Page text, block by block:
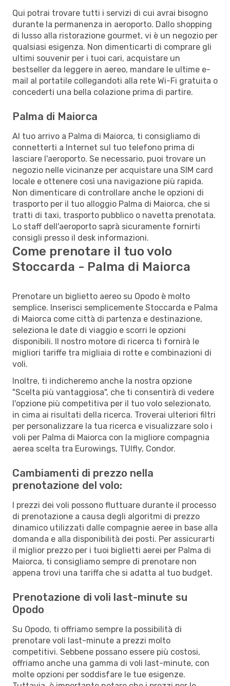
Qui potrai trovare tutti i servizi di cui avrai bisogno
durante la permanenza in aeroporto. Dallo shopping
di lusso alla ristorazione gourmet, vi è un negozio per
qualsiasi esigenza. Non dimenticarti di comprare gli
ultimi souvenir per i tuoi cari, acquistare un
bestseller da leggere in aereo, mandare le ultime e-
mail al portatile collegandoti alla rete Wi-Fi gratuita o
concederti una bella colazione prima di partire.
Palma di Maiorca
Al tuo arrivo a Palma di Maiorca, ti consigliamo di
connetterti a Internet sul tuo telefono prima di
lasciare l'aeroporto. Se necessario, puoi trovare un
negozio nelle vicinanze per acquistare una SIM card
locale e ottenere così una navigazione più rapida.
Non dimenticare di controllare anche le opzioni di
trasporto per il tuo alloggio Palma di Maiorca, che si
tratti di taxi, trasporto pubblico o navetta prenotata.
Lo staff dell'aeroporto saprà sicuramente fornirti
consigli presso il desk informazioni.
Come prenotare il tuo volo
Stoccarda - Palma di Maiorca
Prenotare un biglietto aereo su Opodo è molto
semplice. Inserisci semplicemente Stoccarda e Palma
di Maiorca come città di partenza e destinazione,
seleziona le date di viaggio e scorri le opzioni
disponibili. Il nostro motore di ricerca ti fornirà le
migliori tariffe tra migliaia di rotte e combinazioni di
voli.
Inoltre, ti indicheremo anche la nostra opzione
"Scelta più vantaggiosa", che ti consentirà di vedere
l'opzione più competitiva per il tuo volo selezionato,
in cima ai risultati della ricerca. Troverai ulteriori filtri
per personalizzare la tua ricerca e visualizzare solo i
voli per Palma di Maiorca con la migliore compagnia
aerea scelta tra Eurowings, TUIfly, Condor.
Cambiamenti di prezzo nella
prenotazione del volo:
I prezzi dei voli possono fluttuare durante il processo
di prenotazione a causa degli algoritmi di prezzo
dinamico utilizzati dalle compagnie aeree in base alla
domanda e alla disponibilità dei posti. Per assicurarti
il miglior prezzo per i tuoi biglietti aerei per Palma di
Maiorca, ti consigliamo sempre di prenotare non
appena trovi una tariffa che si adatta al tuo budget.
Prenotazione di voli last-minute su
Opodo
Su Opodo, ti offriamo sempre la possibilità di
prenotare voli last-minute a prezzi molto
competitivi. Sebbene possano essere più costosi,
offriamo anche una gamma di voli last-minute, con
molte opzioni per soddisfare le tue esigenze.